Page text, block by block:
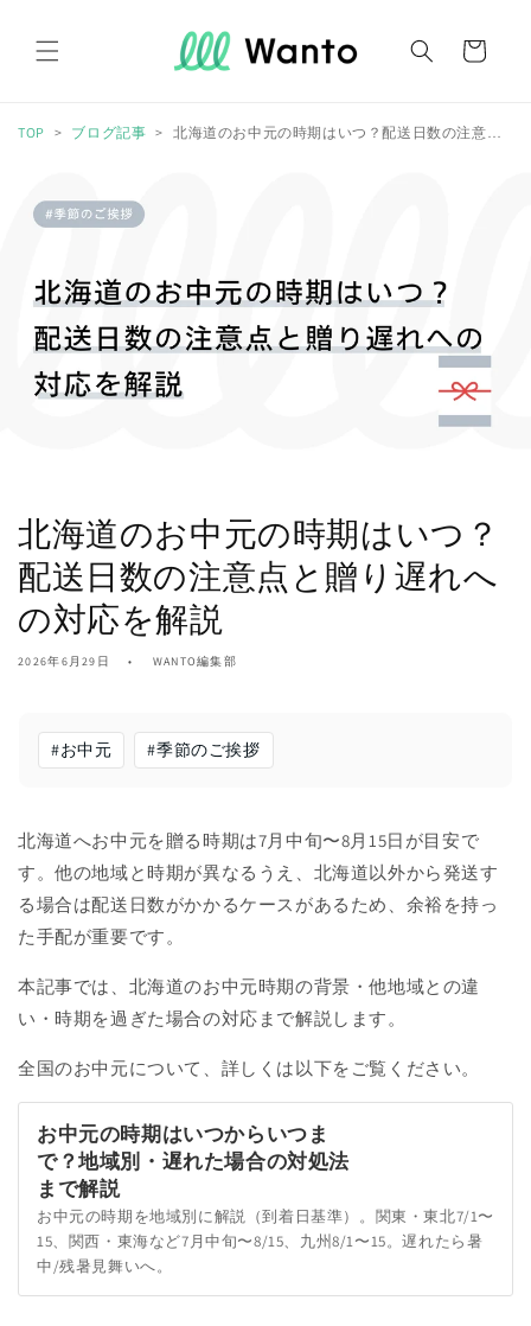
進む
ー
TOP ブログ記事 北海道のお中元の時期はいつ？配送日数の注意点と贈り遅れへの対応を解説
北海道のお中元の時期はいつ？
配送日数の注意点と贈り遅れへ
の対応を解説
2026年6月29日 WANTO編集部
#お中元 #季節のご挨拶
北海道へお中元を贈る時期は7月中旬〜8月15日が目安で
す。他の地域と時期が異なるうえ、北海道以外から発送す
る場合は配送日数がかかるケースがあるため、余裕を持っ
た手配が重要です。
本記事では、北海道のお中元時期の背景・他地域との違
い・時期を過ぎた場合の対応まで解説します。
全国のお中元について、詳しくは以下をご覧ください。
お中元の時期はいつからいつま
で？地域別・遅れた場合の対処法
まで解説
お中元の時期を地域別に解説（到着日基準）。関東・東北7/1〜
15、関西・東海など7月中旬〜8/15、九州8/1〜15。遅れたら暑
中/残暑見舞いへ。